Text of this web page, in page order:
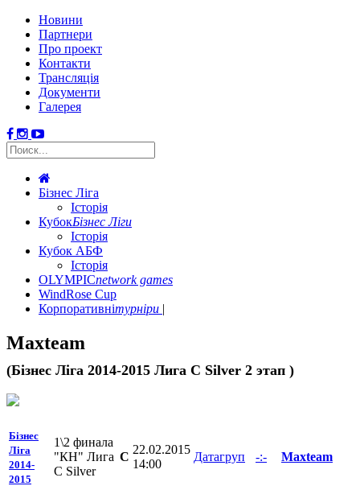
Новини
Партнери
Про проект
Контакти
Трансляція
Документи
Галерея
Бізнес Ліга
Історія
КубокБізнес Ліги
Історія
Кубок АБФ
Історія
OLYMPICnetwork games
WindRose Cup
Корпоративнітурніри
Mаxteam
(Бізнес Ліга 2014-2015 Лига C Silver 2 этап )
Бізнес
Ліга
2014-
2015
1\2 финала
"КН" Лига
С Silver
C
22.02.2015
14:00
Датагруп -:- Mаxteam